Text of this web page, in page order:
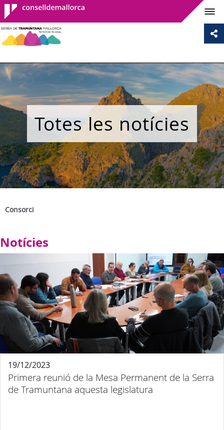
Consell de
Mallorca
Totes les notícies
Consorci
Notícies
Primera reunió de la Mesa Permanent de la Serra
de Tramuntana aquesta legislatura
19/12/2023